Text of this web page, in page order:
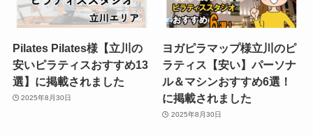
Pilates Pilates様【立川の
安いピラティスおすすめ13
選】に掲載されました
2025年8月30日
ヨガピラマップ様立川のピ
ラティス【安い】パーソナ
ル＆マシンおすすめ6選！
に掲載されました
2025年8月30日